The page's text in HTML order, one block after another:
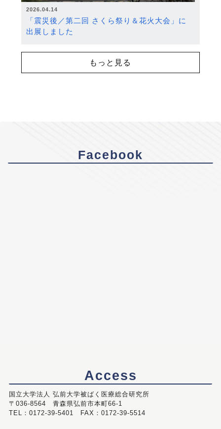
2026.04.14
「震災後／第二回 さくら祭り＆花火大会」に
出展しました
もっと見る
Facebook
Access
国立大学法人 弘前大学被ばく医療総合研究所
〒036-8564 青森県弘前市本町66-1
TEL：0172-39-5401 FAX：0172-39-5514